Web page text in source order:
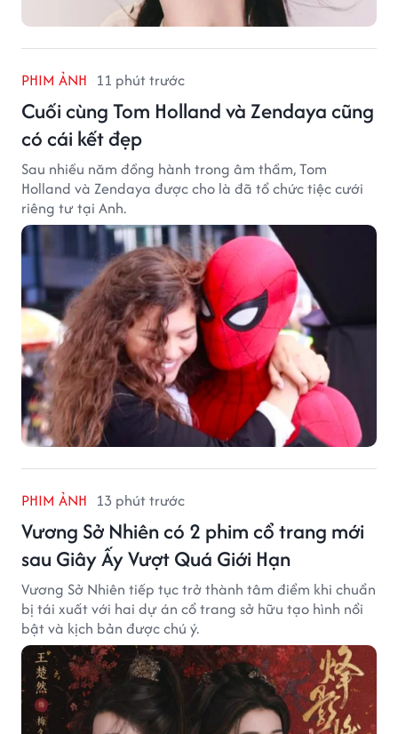
PHIM ẢNH 11 phút trước
Cuối cùng Tom Holland và Zendaya cũng
có cái kết đẹp
Sau nhiều năm đồng hành trong âm thầm, Tom
Holland và Zendaya được cho là đã tổ chức tiệc cưới
riêng tư tại Anh.
PHIM ẢNH 13 phút trước
Vương Sở Nhiên có 2 phim cổ trang mới
sau Giây Ấy Vượt Quá Giới Hạn
Vương Sở Nhiên tiếp tục trở thành tâm điểm khi chuẩn
bị tái xuất với hai dự án cổ trang sở hữu tạo hình nổi
bật và kịch bản được chú ý.